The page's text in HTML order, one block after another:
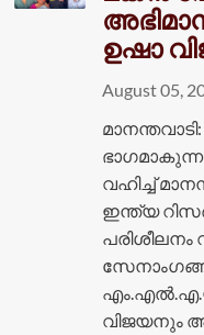
ഉഷാ
August 05,
വഹിച്ച്
ഇന്ത്യ
പരിശീലനം
വിജയനും